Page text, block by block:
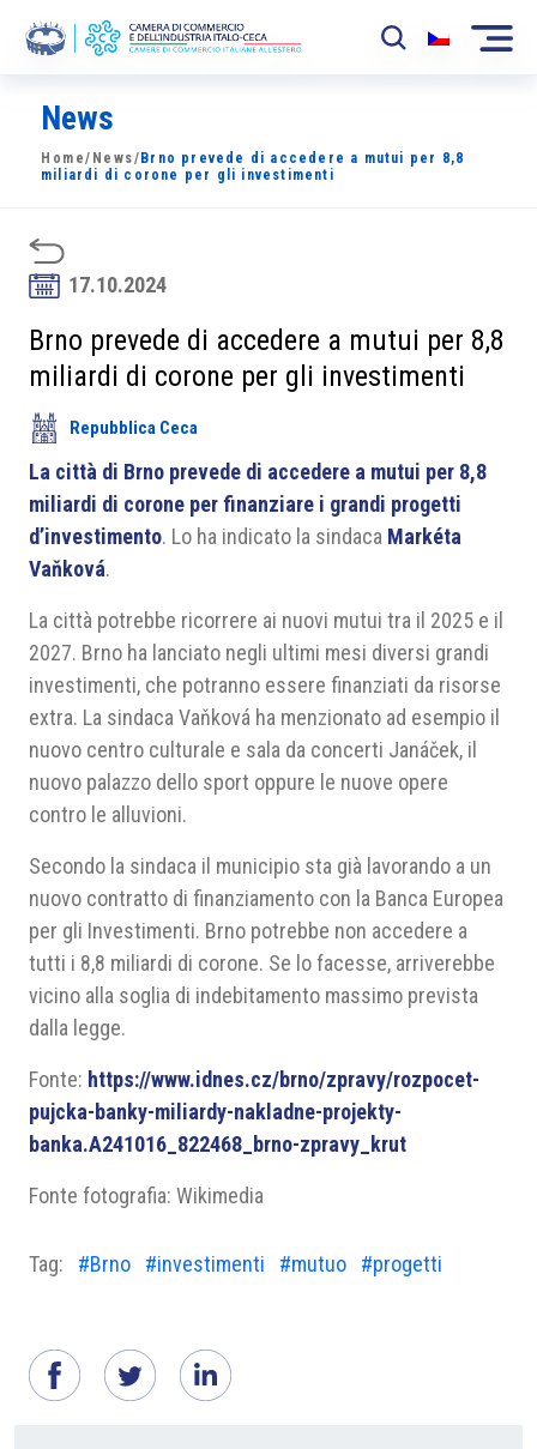
La Camera
News
Sviluppo Mercato
Soci
Partner
Progetti
Area riservata
News
Home/ News/ Brno prevede di accedere a mutui per 8,8
miliardi di corone per gli investimenti
17.10.2024
Brno prevede di accedere a mutui per 8,8
miliardi di corone per gli investimenti
Repubblica Ceca
La città di Brno prevede di accedere a mutui per 8,8
miliardi di corone per finanziare i grandi progetti
d’investimento. Lo ha indicato la sindaca Markéta
Vaňková.
La città potrebbe ricorrere ai nuovi mutui tra il 2025 e il
2027. Brno ha lanciato negli ultimi mesi diversi grandi
investimenti, che potranno essere finanziati da risorse
extra. La sindaca Vaňková ha menzionato ad esempio il
nuovo centro culturale e sala da concerti Janáček, il
nuovo palazzo dello sport oppure le nuove opere
contro le alluvioni.
Secondo la sindaca il municipio sta già lavorando a un
nuovo contratto di finanziamento con la Banca Europea
per gli Investimenti. Brno potrebbe non accedere a
tutti i 8,8 miliardi di corone. Se lo facesse, arriverebbe
vicino alla soglia di indebitamento massimo prevista
dalla legge.
Fonte: https://www.idnes.cz/brno/zpravy/rozpocet-
pujcka-banky-miliardy-nakladne-projekty-
banka.A241016_822468_brno-zpravy_krut
Fonte fotografia: Wikimedia
Tag: #Brno #investimenti #mutuo #progetti